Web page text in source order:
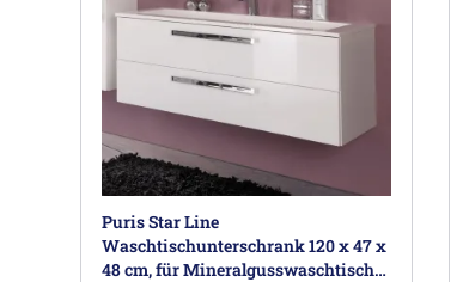
Puris Star Line
Waschtischunterschrank 120 x 47 x
48 cm, für Mineralgusswaschtische,